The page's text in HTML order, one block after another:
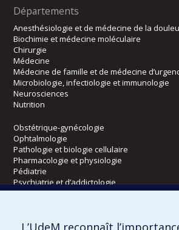
Départements
Anesthésiologie et de médecine de la
Biochimie et médecine moléculaire
Chirurgie
Médecine
Médecine de famille et de médecine
Microbiologie, infectiologie et immunologie
Neurosciences
Nutrition
Obstétrique-gynécologie
Ophtalmologie
Pathologie et biologie cellulaire
Pharmacologie et physiologie
Pédiatrie
Psychiatrie et d’addictologie
Radiologie, radio-oncologie et médecine
L’UdeM reconnaît